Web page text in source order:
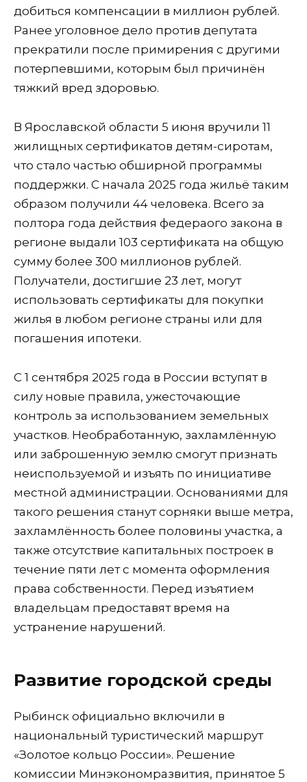
добиться компенсации в миллион рублей.
Ранее уголовное дело против депутата
прекратили после примирения с другими
потерпевшими, которым был причинён
тяжкий вред здоровью.
В Ярославской области 5 июня вручили 11
жилищных сертификатов детям-сиротам,
что стало частью обширной программы
поддержки. С начала 2025 года жильё таким
образом получили 44 человека. Всего за
полтора года действия федераого закона в
регионе выдали 103 сертификата на общую
сумму более 300 миллионов рублей.
Получатели, достигшие 23 лет, могут
использовать сертификаты для покупки
жилья в любом регионе страны или для
погашения ипотеки.
С 1 сентября 2025 года в России вступят в
силу новые правила, ужесточающие
контроль за использованием земельных
участков. Необработанную, захламлённую
или заброшенную землю смогут признать
неиспользуемой и изъять по инициативе
местной администрации. Основаниями для
такого решения станут сорняки выше метра,
захламлённость более половины участка, а
также отсутствие капитальных построек в
течение пяти лет с момента оформления
права собственности. Перед изъятием
владельцам предоставят время на
устранение нарушений.
Развитие городской среды
Рыбинск официально включили в
национальный туристический маршрут
«Золотое кольцо России». Решение
комиссии Минэкономразвития, принятое 5